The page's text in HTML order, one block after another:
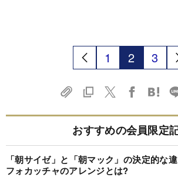
1 2 3
おすすめの会員限定
「朝サイゼ」と「朝マック」の決定的な
フォカッチャのアレンジとは?